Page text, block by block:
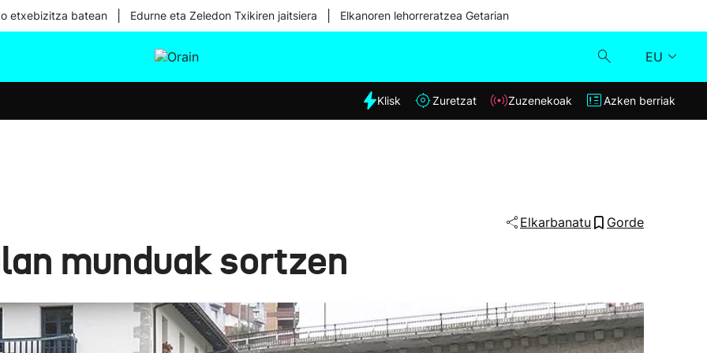
etxebizitza batean Edurne eta Zeledon Txikiren jaitsiera Elkanoren lehorreratzea Getarian
EU
Eguraldia
Klisk
Klisk Zuretzat Zuzenekoak Azken berriak
Elkarbanatu Gorde
munduak sortzen